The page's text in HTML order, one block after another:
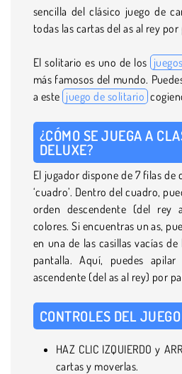
sencilla del clásico juego de
todas las cartas del as al rey por
El solitario es uno de los
más famosos del mundo.
a este juego de solitario
¿CÓMO SE JUEGA A
DELUXE?
El jugador dispone de 7 filas de
‘cuadro’. Dentro del cuadro,
orden descendente (del rey
colores. Si encuentras un as,
en una de las casillas vacías
pantalla. Aquí, puedes
ascendente (del as al rey) por
CONTROLES DEL JUEGO
HAZ CLIC IZQUIERDO y
cartas y moverlas.